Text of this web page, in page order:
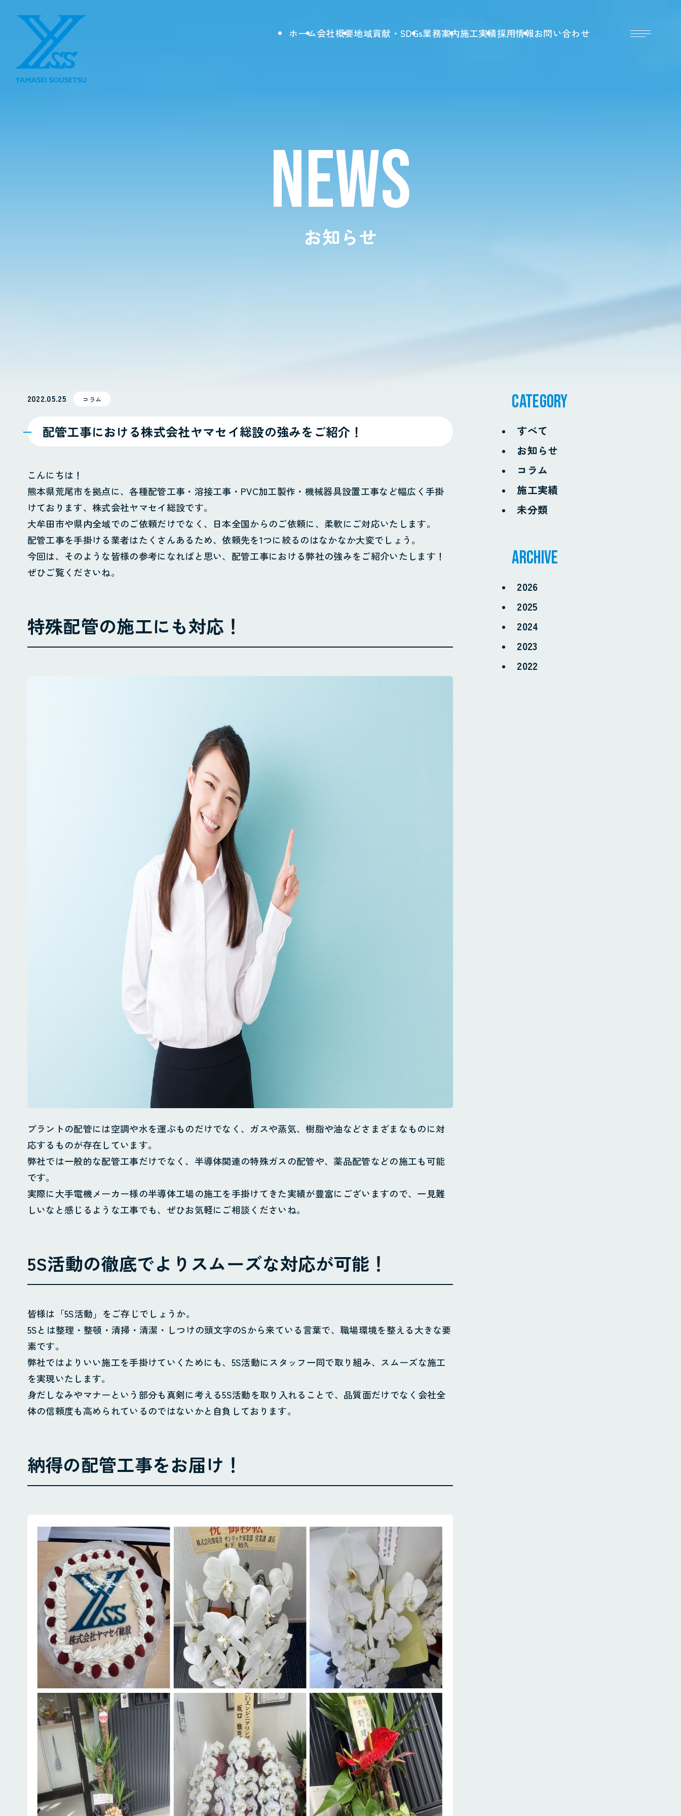
ホーム会社概要地域貢献・SDGs業務案内施工実績採用情報お問い合わせ
お知らせ
地域貢献・SDGs
業務案内
配管工事 配管製造 その他
施工実績
お問合せ 個人情報保護方針
WEBからのお問い合わせ
NEWS
お知らせ
2022.05.25 コラム
配管工事における株式会社ヤマセイ総設の強みをご紹介！
こんにちは！
熊本県荒尾市を拠点に、各種配管工事・溶接工事・PVC加工製作・機械器具設置工事など幅広く手掛
けております、株式会社ヤマセイ総設です。
大牟田市や県内全域でのご依頼だけでなく、日本全国からのご依頼に、柔軟にご対応いたします。
配管工事を手掛ける業者はたくさんあるため、依頼先を1つに絞るのはなかなか大変でしょう。
今回は、そのような皆様の参考になればと思い、配管工事における弊社の強みをご紹介いたします！
ぜひご覧くださいね。
特殊配管の施工にも対応！
プラントの配管には空調や水を運ぶものだけでなく、ガスや蒸気、樹脂や油などさまざまなものに対
応するものが存在しています。
弊社では一般的な配管工事だけでなく、半導体関連の特殊ガスの配管や、薬品配管などの施工も可能
です。
実際に大手電機メーカー様の半導体工場の施工を手掛けてきた実績が豊富にございますので、一見難
しいなと感じるような工事でも、ぜひお気軽にご相談くださいね。
5S活動の徹底でよりスムーズな対応が可能！
皆様は「5S活動」をご存じでしょうか。
5Sとは整理・整頓・清掃・清潔・しつけの頭文字のSから来ている言葉で、職場環境を整える大きな要
素です。
弊社ではよりいい施工を手掛けていくためにも、5S活動にスタッフ一同で取り組み、スムーズな施工
を実現いたします。
身だしなみやマナーという部分も真剣に考える5S活動を取り入れることで、品質面だけでなく会社全
体の信頼度も高められているのではないかと自負しております。
納得の配管工事をお届け！
CATEGORY
すべて
お知らせ
コラム
施工実績
未分類
archive
2026
2025
2024
2023
2022